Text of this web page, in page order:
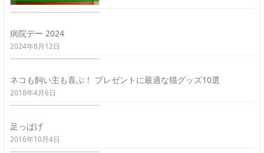
病院デー 2024
2024年8月12日
ネコも飼い主も喜ぶ！ プレゼントに最適な猫グッズ10選
2018年4月6日
足っぱげ
2016年10月4日